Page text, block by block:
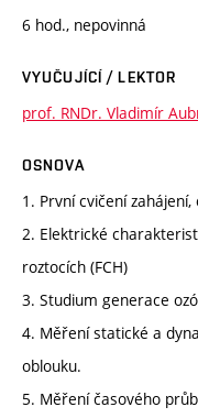
6 hod., nepovinná
VYUČUJÍCÍ / LEKTOR
prof. RNDr. Vladimír
OSNOVA
1. První cvičení
2. Elektrické
roztocích (FCH)
3. Studium generace
4. Měření statické a
oblouku.
5. Měření časového